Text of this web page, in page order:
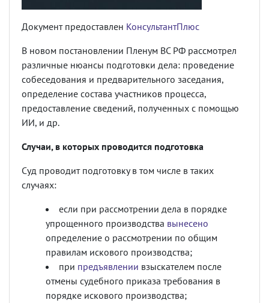
Документ предоставлен КонсультантПлюс
В новом постановлении Пленум ВС РФ рассмотрел
различные нюансы подготовки дела: проведение
собеседования и предварительного заседания,
определение состава участников процесса,
предоставление сведений, полученных с помощью
ИИ, и др.
Случаи, в которых проводится подготовка
Суд проводит подготовку в том числе в таких
случаях:
если при рассмотрении дела в порядке
упрощенного производства вынесено
определение о рассмотрении по общим
правилам искового производства;
при предъявлении взыскателем после
отмены судебного приказа требования в
порядке искового производства;